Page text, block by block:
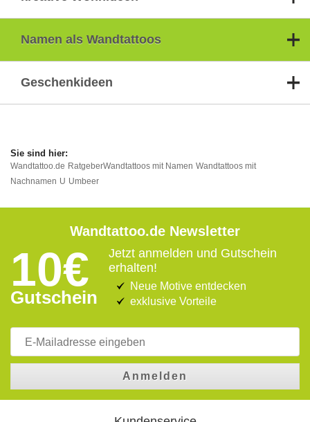
Namen als Wandtattoos
Geschenkideen
Wandtattoo.de RatgeberWandtattoos mit Namen Wandtattoos mit
Nachnamen U Umbeer
Wandtattoo.de Newsletter
10€
Gutschein
Jetzt anmelden und Gutschein
erhalten!
Neue Motive entdecken
exklusive Vorteile
Anmelden